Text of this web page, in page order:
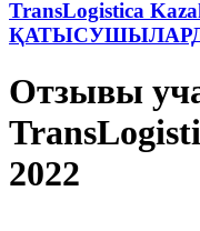
TransLogistica
Отзывы
2022